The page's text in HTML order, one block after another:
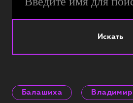
Искать
Балашиха Владимир